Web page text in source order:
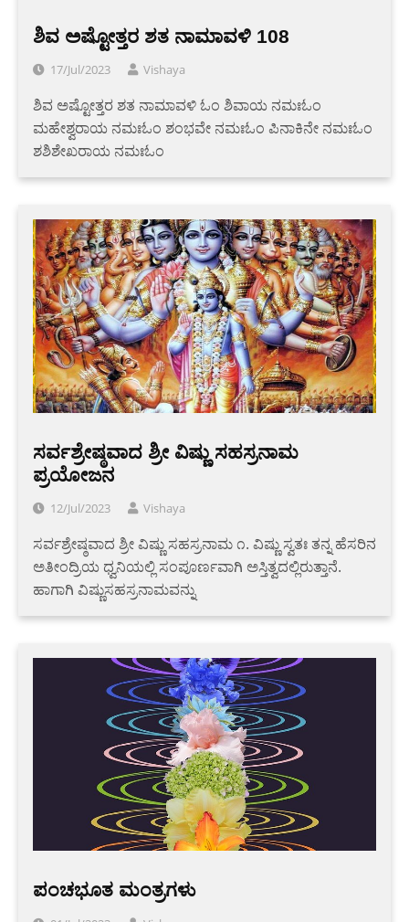
ಶಿವ ಅಷ್ಟೋತ್ತರ ಶತ ನಾಮಾವಳಿ 108
17/Jul/2023 Vishaya
ಶಿವ ಅಷ್ಟೋತ್ತರ ಶತ ನಾಮಾವಳಿ ಓಂ ಶಿವಾಯ ನಮಃಓಂ
ಮಹೇಶ್ವರಾಯ ನಮಃಓಂ ಶಂಭವೇ ನಮಃಓಂ ಪಿನಾಕಿನೇ ನಮಃಓಂ
ಶಶಿಶೇಖರಾಯ ನಮಃಓಂ
ಸರ್ವಶ್ರೇಷ್ಠವಾದ ಶ್ರೀ ವಿಷ್ಣು ಸಹಸ್ರನಾಮ
ಪ್ರಯೋಜನ
12/Jul/2023 Vishaya
ಸರ್ವಶ್ರೇಷ್ಠವಾದ ಶ್ರೀ ವಿಷ್ಣು ಸಹಸ್ರನಾಮ ೧. ವಿಷ್ಣು ಸ್ವತಃ ತನ್ನ ಹೆಸರಿನ
ಅತೀಂದ್ರಿಯ ಧ್ವನಿಯಲ್ಲಿ ಸಂಪೂರ್ಣವಾಗಿ ಅಸ್ತಿತ್ವದಲ್ಲಿರುತ್ತಾನೆ.
ಹಾಗಾಗಿ ವಿಷ್ಣುಸಹಸ್ರನಾಮವನ್ನು
ಪಂಚಭೂತ ಮಂತ್ರಗಳು